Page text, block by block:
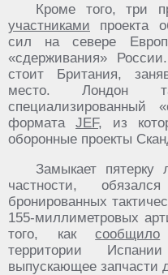
Кроме того, три
участниками проекта
сил на севере
«сдерживания»
стоит Британия,
место. Лондон
специализированный
формата JEF, из
оборонные проекты
Замыкает
частности,
бронированных
155-миллиметровых
того, каксообщило
территории
выпускающее запчасти